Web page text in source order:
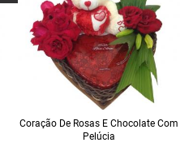
Coração De Rosas E Chocolate Com
Pelúcia